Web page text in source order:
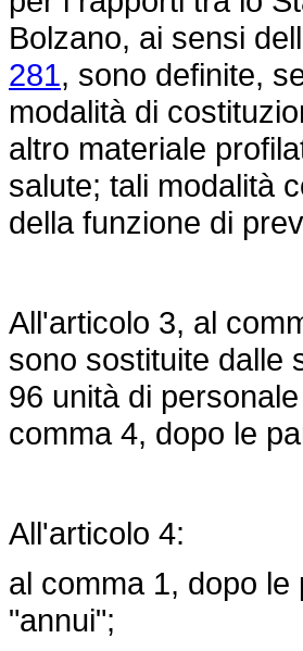
Bolzano, ai sensi
281, sono definite,
modalità di
altro materiale
salute; tali modalità
della funzione di
All'articolo 3, al
sono sostituite dalle
96 unità di
comma 4, dopo le
All'articolo 4:
al comma 1, dopo
"annui";